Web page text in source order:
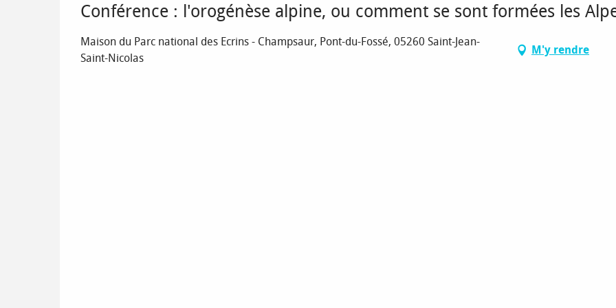
Conférence : l'orogénèse alpine, ou comment se sont formées les
Maison du Parc national des Ecrins - Champsaur, Pont-du-Fossé, 05260 Saint-Jean-
Saint-Nicolas
M'y rendre